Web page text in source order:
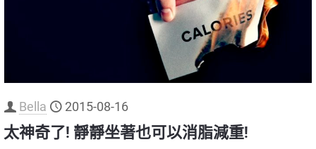
Bella 2015-08-16
太神奇了! 靜靜坐著也可以消脂減重!